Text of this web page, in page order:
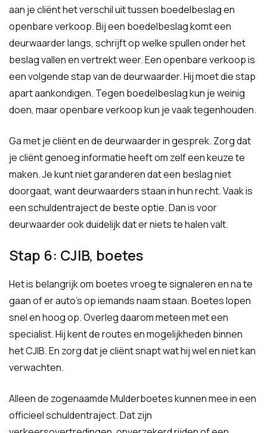
aan je cliënt het verschil uit tussen boedelbeslag en
openbare verkoop. Bij een boedelbeslag komt een
deurwaarder langs, schrijft op welke spullen onder het
beslag vallen en vertrekt weer. Een openbare verkoop is
een volgende stap van de deurwaarder. Hij moet die stap
apart aankondigen. Tegen boedelbeslag kun je weinig
doen, maar openbare verkoop kun je vaak tegenhouden.
Ga met je cliënt en de deurwaarder in gesprek. Zorg dat
je cliënt genoeg informatie heeft om zelf een keuze te
maken. Je kunt niet garanderen dat een beslag niet
doorgaat, want deurwaarders staan in hun recht. Vaak is
een schuldentraject de beste optie. Dan is voor
deurwaarder ook duidelijk dat er niets te halen valt.
Stap 6: CJIB, boetes
Het is belangrijk om boetes vroeg te signaleren en na te
gaan of er auto’s op iemands naam staan. Boetes lopen
snel en hoog op. Overleg daarom meteen met een
specialist. Hij kent de routes en mogelijkheden binnen
het CJIB. En zorg dat je cliënt snapt wat hij wel en niet kan
verwachten.
Alleen de zogenaamde Mulderboetes kunnen mee in een
officieel schuldentraject. Dat zijn